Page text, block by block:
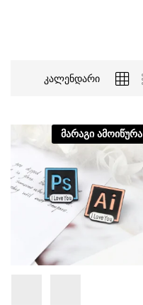
კალენდარი
მარაგი ამოიწურა